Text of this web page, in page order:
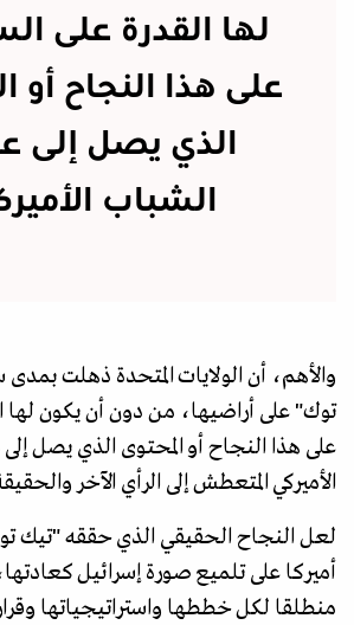
لها القدرة على
على هذا النجاح أو
الذي يصل إلى
الشباب
والأهم، أن الولايات المتحدة ذهلت
توك" على أراضيها، من دون أن يكون لها
على هذا النجاح أو المحتوى الذي يصل
الأميركي المتعطش إلى الرأي الآخر
لعل النجاح الحقيقي الذي حققه "تيك
أميركا على تلميع صورة إسرائيل
منطلقا لكل خططها واستراتيجياتها